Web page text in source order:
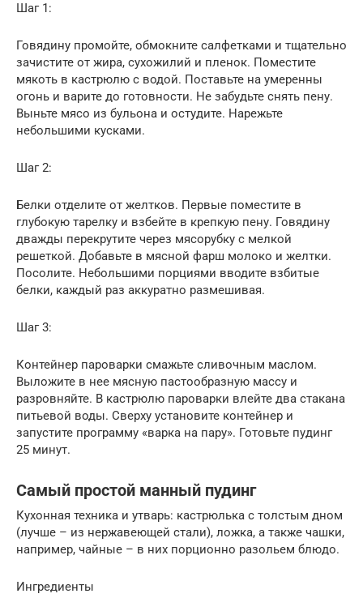
Шаг 1:
Говядину промойте, обмокните салфетками и тщательно
зачистите от жира, сухожилий и пленок. Поместите
мякоть в кастрюлю с водой. Поставьте на умеренны
огонь и варите до готовности. Не забудьте снять пену.
Выньте мясо из бульона и остудите. Нарежьте
небольшими кусками.
Шаг 2:
Белки отделите от желтков. Первые поместите в
глубокую тарелку и взбейте в крепкую пену. Говядину
дважды перекрутите через мясорубку с мелкой
решеткой. Добавьте в мясной фарш молоко и желтки.
Посолите. Небольшими порциями вводите взбитые
белки, каждый раз аккуратно размешивая.
Шаг 3:
Контейнер пароварки смажьте сливочным маслом.
Выложите в нее мясную пастообразную массу и
разровняйте. В кастрюлю пароварки влейте два стакана
питьевой воды. Сверху установите контейнер и
запустите программу «варка на пару». Готовьте пудинг
25 минут.
Самый простой манный пудинг
Кухонная техника и утварь: кастрюлька с толстым дном
(лучше – из нержавеющей стали), ложка, а также чашки,
например, чайные – в них порционно разольем блюдо.
Ингредиенты